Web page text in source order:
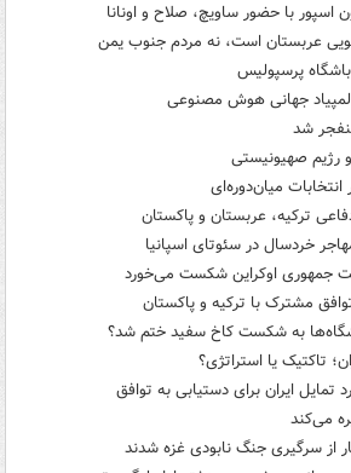
اسپور با حضور ساویچ، صلاح و اونانا
عربستان است، نه مردم جنوب یمن
پرسپولیس
جهانی هوش مصنوعی
شد
رژیم صهیونیستی
میان‌دوره‌ای
ترکیه، عربستان و پاکستان
جمهوری اوکراین شکست می‌خورد
مشترک با ترکیه و پاکستان
به شکست کاخ سفید ختم شد؟
تاکتیک یا استراتژی؟
تمایل ایران برای دستیابی به توافق
می‌کند
از سرگیری جنگ نابودی غزه شدند